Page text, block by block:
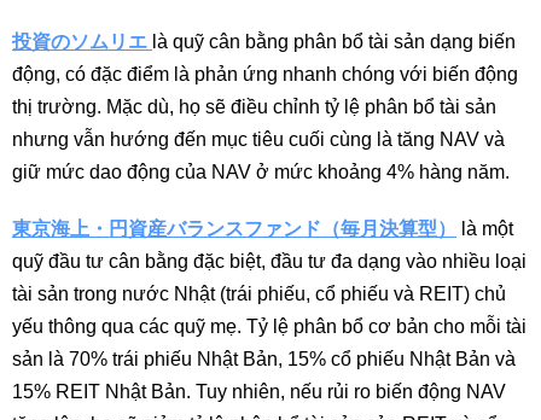
投資のソムリエ là quỹ cân bằng phân bổ tài sản dạng biến
động, có đặc điểm là phản ứng nhanh chóng với biến động
thị trường. Mặc dù, họ sẽ điều chỉnh tỷ lệ phân bổ tài sản
nhưng vẫn hướng đến mục tiêu cuối cùng là tăng NAV và
giữ mức dao động của NAV ở mức khoảng 4% hàng năm.
東京海上・円資産バランスファンド（毎月決算型）
là một
quỹ đầu tư cân bằng đặc biệt, đầu tư đa dạng vào nhiều loại
tài sản trong nước Nhật (trái phiếu, cổ phiếu và REIT) chủ
yếu thông qua các quỹ mẹ. Tỷ lệ phân bổ cơ bản cho mỗi tài
sản là 70% trái phiếu Nhật Bản, 15% cổ phiếu Nhật Bản và
15% REIT Nhật Bản. Tuy nhiên, nếu rủi ro biến động NAV